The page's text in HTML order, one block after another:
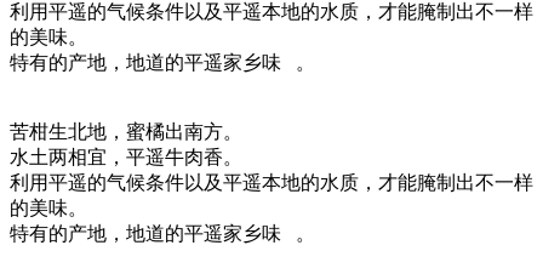
利用平遥的气候条件以及平遥本地的水质，才能腌制出不一样
的美味。
特有的产地，地道的平遥家乡味 。
苦柑生北地，蜜橘出南方。
水土两相宜，平遥牛肉香。
利用平遥的气候条件以及平遥本地的水质，才能腌制出不一样
的美味。
特有的产地，地道的平遥家乡味 。